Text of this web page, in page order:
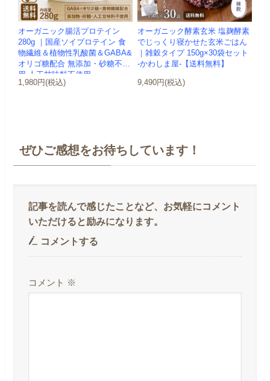
オーガニック腸活プロテイン
280g ｜国産ソイプロテイン 食
物繊維＆植物性乳酸菌＆GABA&
オリゴ糖配合 無添加・砂糖不使
用 人工甘味料不使用 ...
1,980円(税込)
オーガニック酵素玄米 塩麹酵素
でじっくり寝かせた玄米ごはん
｜雑穀タイプ 150g×30袋セット
-かわしま屋-【送料無料】
9,490円(税込)
ぜひご感想をお待ちしています！
コメントする
コメント ※